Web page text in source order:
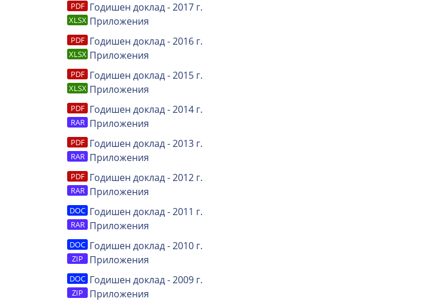
Годишен доклад - 2017 г.
Приложения
Годишен доклад - 2016 г.
Приложения
Годишен доклад - 2015 г.
Приложения
Годишен доклад - 2014 г.
Приложения
Годишен доклад - 2013 г.
Приложения
Годишен доклад - 2012 г.
Приложения
Годишен доклад - 2011 г.
Приложения
Годишен доклад - 2010 г.
Приложения
Годишен доклад - 2009 г.
Приложения